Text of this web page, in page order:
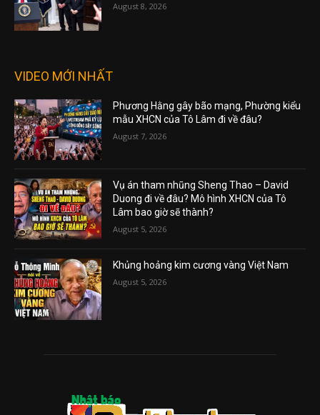
August 8, 2026
VIDEO MỚI NHẤT
Phương Hằng gây bão mạng, Phường kiểu
mẫu XHCN của Tô Lâm đi về đâu?
August 7, 2026
Vụ án tham nhũng Sheng Thao – David
Duong đi về đâu? Mô hình XHCN của Tô
Lâm bao giờ sẽ thành?
August 5, 2026
Khủng hoảng kim cương vàng Việt Nam
August 5, 2026